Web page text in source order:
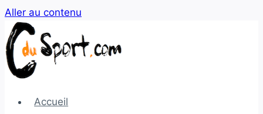
Aller au contenu
Accueil